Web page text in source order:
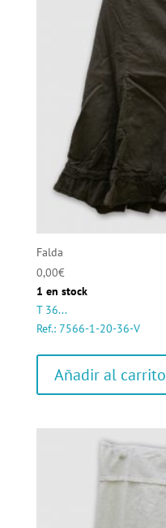
Falda
0,00€
1 en stock
T 36...
Ref.: 7566-1-20-36-V
Añadir al carrito